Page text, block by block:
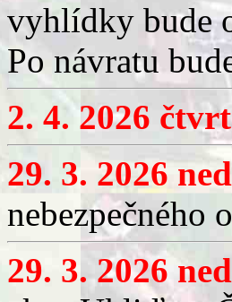
vyhlídky bude
Po návratu
2. 4. 2026
29. 3. 2026
nebezpečného
29. 3. 2026